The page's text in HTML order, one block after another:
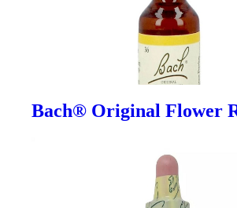
Bach® Original Flower